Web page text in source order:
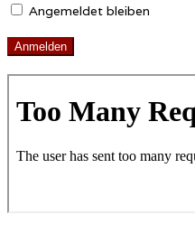
Angemeldet bleiben